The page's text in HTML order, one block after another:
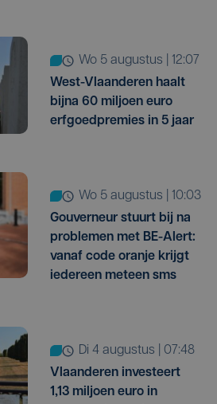
wo 5 augustus | 12:07
West-Vlaanderen haalt
bijna 60 miljoen euro
erfgoedpremies in 5 jaar
wo 5 augustus | 10:03
Gouverneur stuurt bij na
problemen met BE-Alert:
vanaf code oranje krijgt
iedereen meteen sms
di 4 augustus | 07:48
Vlaanderen investeert
1,13 miljoen euro in